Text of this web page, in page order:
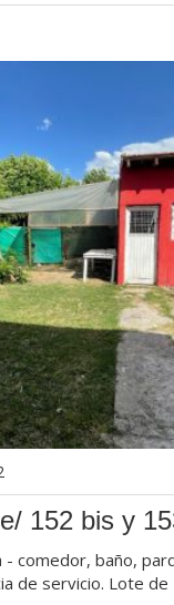
152 bis y
- comedor, baño,
de servicio. Lote